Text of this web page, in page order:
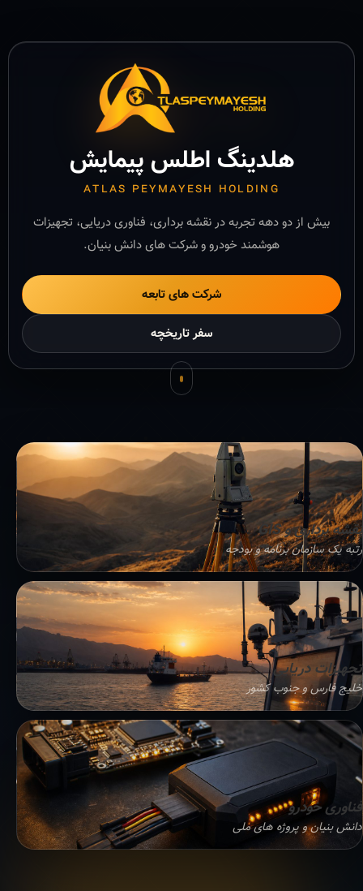
هلدینگ اطلس پیمایش
ATLAS PEYMAYESH HOLDING
بیش از دو دهه تجربه در نقشه برداری، فناوری دریایی، تجهیزات
هوشمند خودرو و شرکت های دانش بنیان.
شرکت های تابعه
سفر تاریخچه
نقشه برداری و GIS
رتبه یک سازمان برنامه و بودجه
تجهیزات دریایی
خلیج فارس و جنوب کشور
فناوری خودرو
دانش بنیان و پروژه های ملی